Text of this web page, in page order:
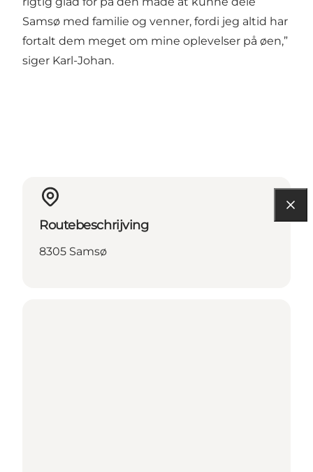
Samsø med familie og venner, fordi jeg altid har
fortalt dem meget om mine oplevelser på øen,”
siger Karl-Johan.
Routebeschrijving
8305 Samsø